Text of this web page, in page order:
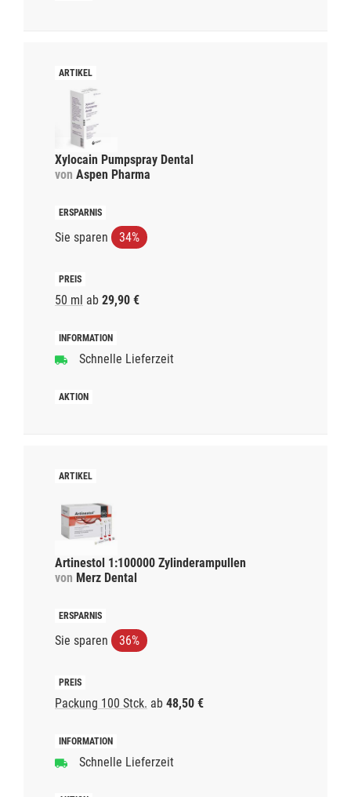
Xylocain Pumpspray Dental
von Aspen Pharma
Sie sparen 34%
50 ml ab 29,90 €
Schnelle Lieferzeit
Artinestol 1:100000 Zylinderampullen
von Merz Dental
Sie sparen 36%
Packung 100 Stck. ab 48,50 €
Schnelle Lieferzeit